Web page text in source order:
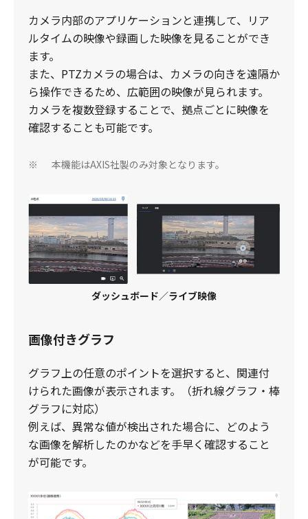
カメラ内部のアプリケーションと連携して、リア
ルタイムの映像や録画した映像を見ることができ
ます。
​また、PTZカメラの場合は、カメラの向きを遠隔か
ら操作できるため、広範囲の映像が見られます。
​カメラを複数登録することで、拠点ごとに映像を
確認することも可能です。​
※ 本機能はAXIS社製のみ対象となります。
ダッシュボード／ライブ映像
画像付きグラフ
グラフ上の任意のポイントを選択すると、関連付
けられた画像が表示されます。（折れ線グラフ・棒
グラフに対応）
​例えば、異常な値が検出された場合に、どのよう
な画像を解析したのかなどを手早く確認すること
が可能です。